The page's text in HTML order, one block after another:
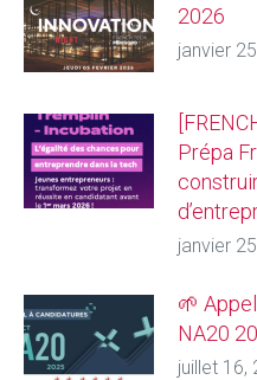
2026
janvier
Prépa
janvier
🌱
NA20
juillet 16,